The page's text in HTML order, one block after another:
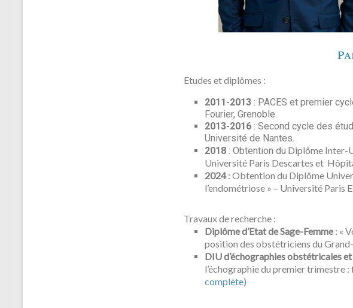
Etudes et diplômes :
2011-2013 : PACES et premier
Fourier, Grenoble.
2013-2016 : Second cycle des
Université de Nantes.
2018 : Obtention du Diplôme Inter-
Université Paris Descartes et
2024: Obtention du Diplôme
l’endométriose » – Université
Travaux de recherche :
Diplôme d’Etat de Sage-Femme: «
position des obstétriciens du
DIU d’échographies obstétricales
l’échographie du premier trimestre :
complète)